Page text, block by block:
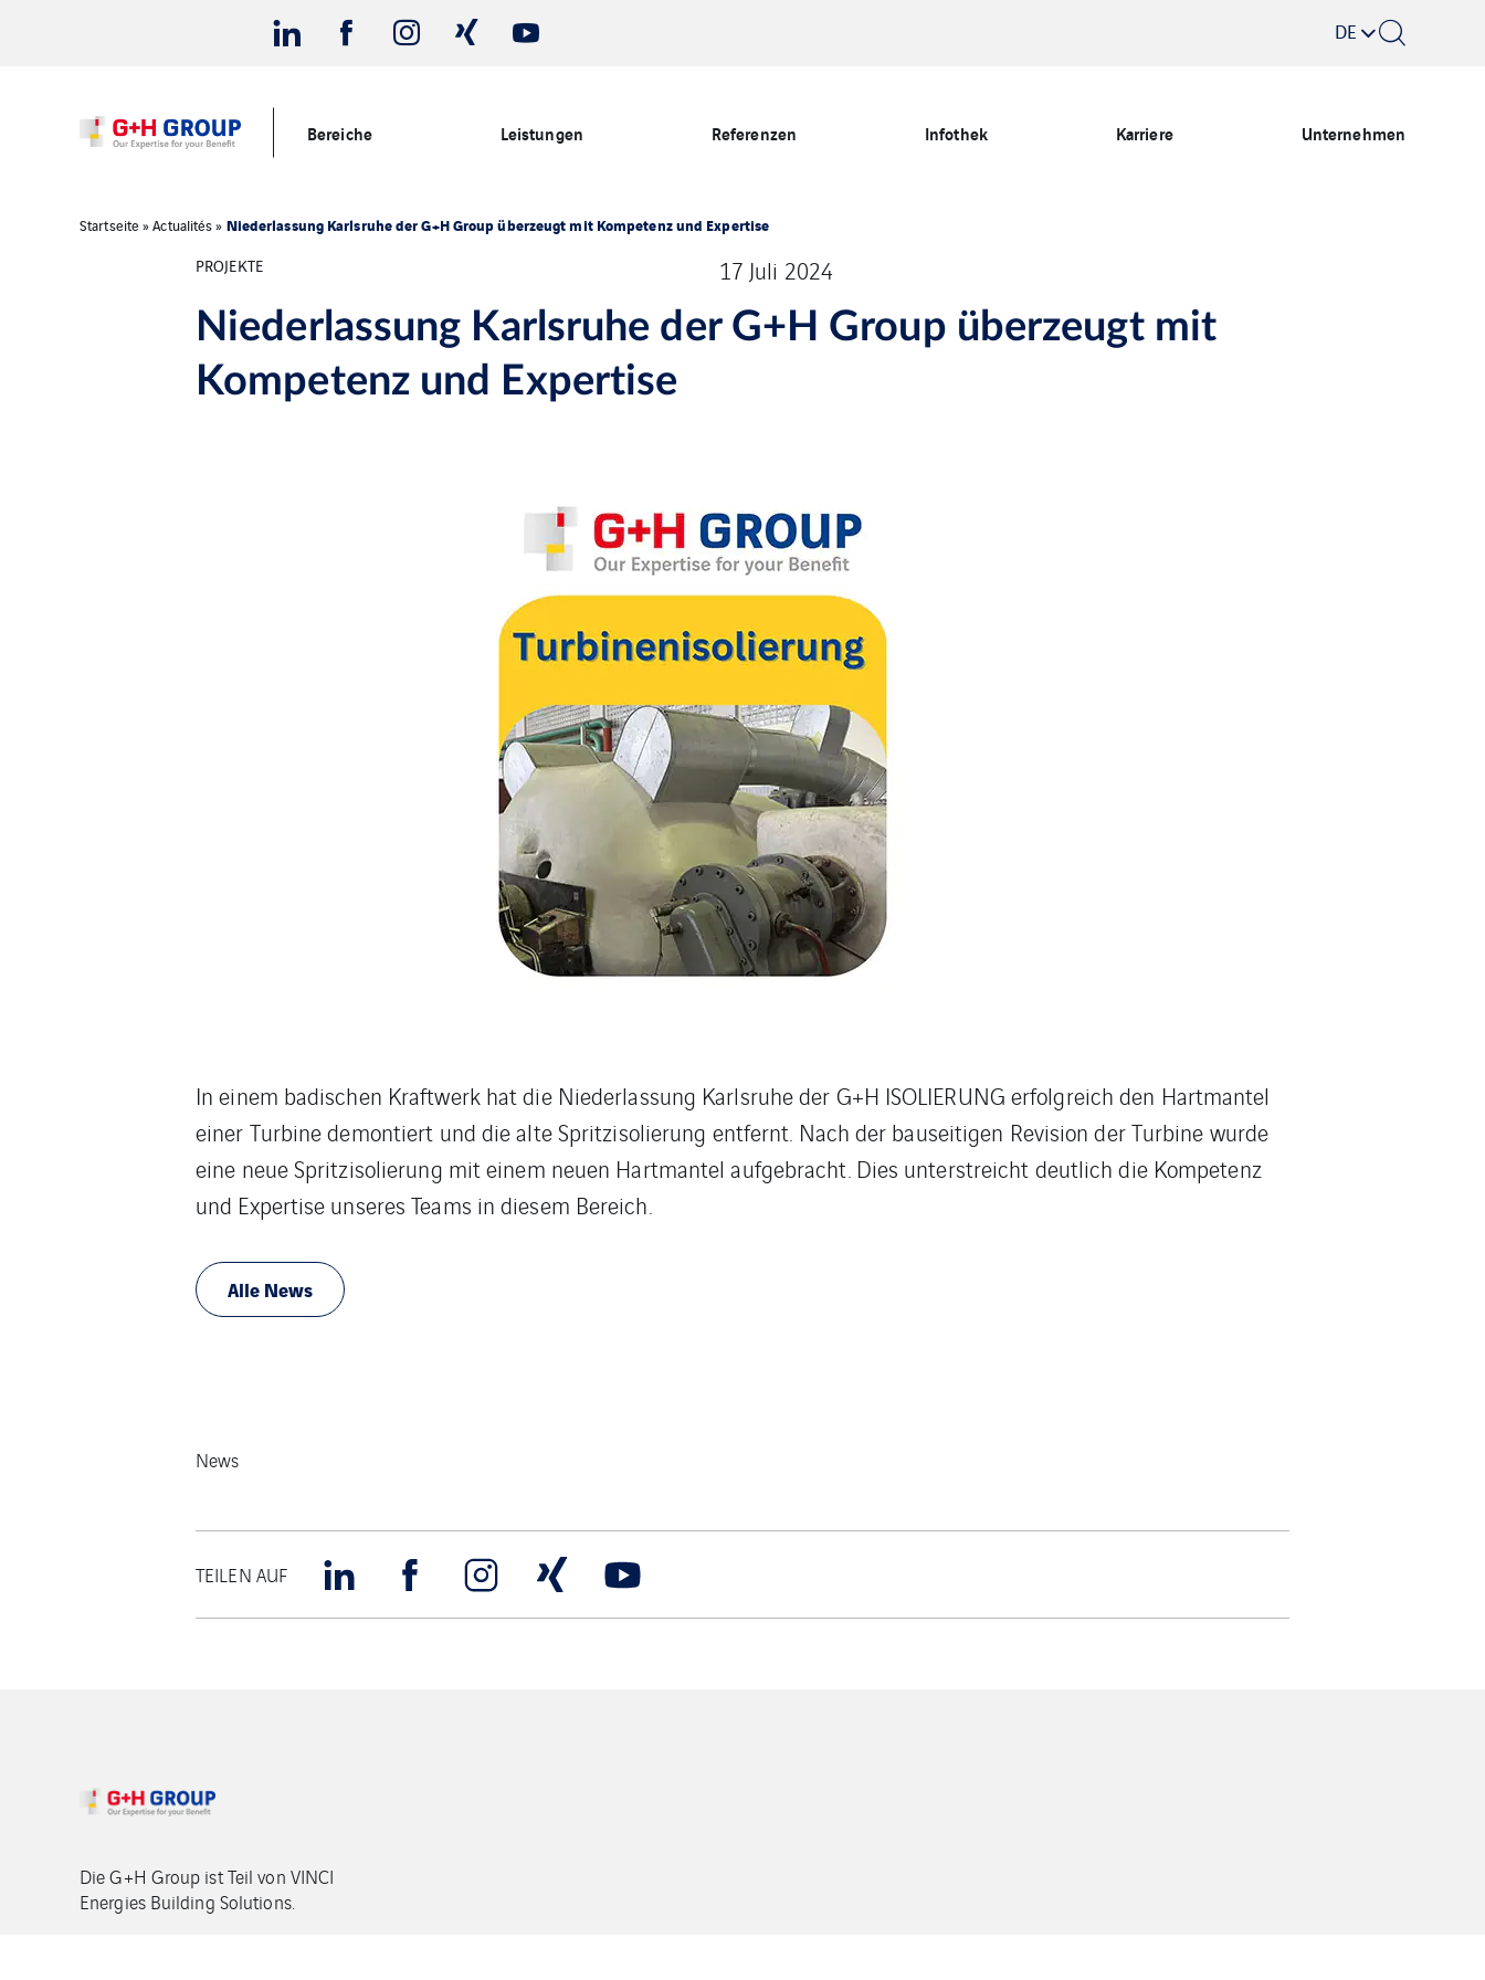
DE
Bereiche Leistungen Referenzen Infothek Karriere Unternehmen
Startseite »Actualités» Niederlassung Karlsruhe der G+H Group überzeugt mit Kompetenz und Expertise
PROJEKTE
17 Juli 2024
Niederlassung Karlsruhe der G+H Group überzeugt mit
Kompetenz und Expertise
In einem badischen Kraftwerk hat die Niederlassung Karlsruhe der G+H ISOLIERUNG erfolgreich den Hartmantel
einer Turbine demontiert und die alte Spritzisolierung entfernt. Nach der bauseitigen Revision der Turbine wurde
eine neue Spritzisolierung mit einem neuen Hartmantel aufgebracht. Dies unterstreicht deutlich die Kompetenz
und Expertise unseres Teams in diesem Bereich.
Alle News
News
TEILEN AUF
Die G+H Group ist Teil von VINCI
Energies Building Solutions.